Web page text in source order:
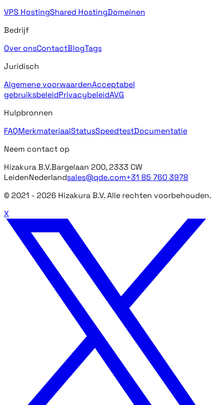
VPS HostingShared HostingDomeinen
Bedrijf
Over onsContactBlogTags
Juridisch
Algemene voorwaardenAcceptabel
gebruiksbeleidPrivacybeleidAVG
Hulpbronnen
FAQMerkmateriaalStatusSpeedtestDocumentatie
Neem contact op
Hizakura B.V.Bargelaan 200, 2333 CW
LeidenNederlandsales@qde.com+31 85 760 3978
© 2021 - 2026 Hizakura B.V. Alle rechten voorbehouden.
X